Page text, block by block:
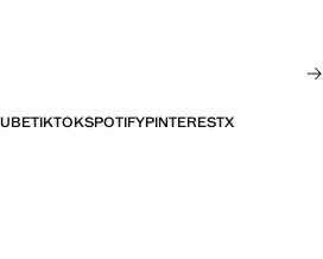
TIKTOKSPOTIFYPINTERESTX